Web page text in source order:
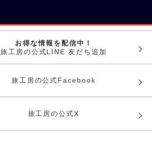
お得な情報を配信中！
旅工房の公式LINE 友だち追加
旅工房の公式Facebook
旅工房の公式X